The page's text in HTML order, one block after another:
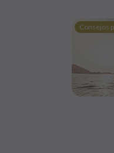
Consejos